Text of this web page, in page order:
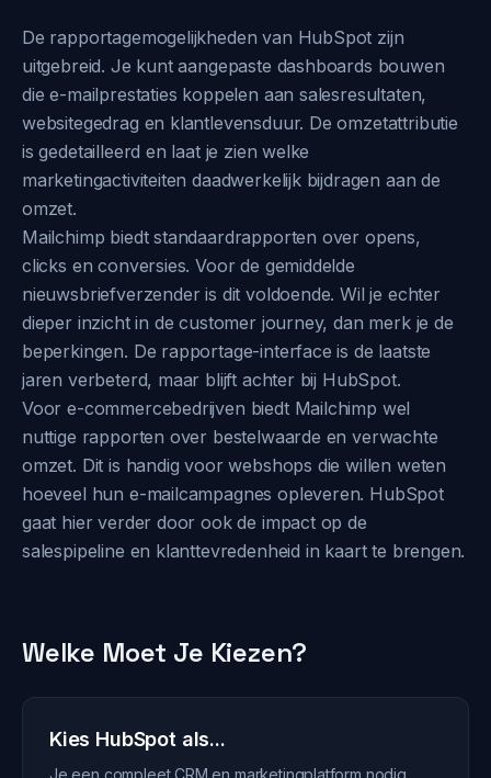
De rapportagemogelijkheden van HubSpot zijn
uitgebreid. Je kunt aangepaste dashboards bouwen
die e-mailprestaties koppelen aan salesresultaten,
websitegedrag en klantlevensduur. De omzetattributie
is gedetailleerd en laat je zien welke
marketingactiviteiten daadwerkelijk bijdragen aan de
omzet.
Mailchimp biedt standaardrapporten over opens,
clicks en conversies. Voor de gemiddelde
nieuwsbriefverzender is dit voldoende. Wil je echter
dieper inzicht in de customer journey, dan merk je de
beperkingen. De rapportage-interface is de laatste
jaren verbeterd, maar blijft achter bij HubSpot.
Voor e-commercebedrijven biedt Mailchimp wel
nuttige rapporten over bestelwaarde en verwachte
omzet. Dit is handig voor webshops die willen weten
hoeveel hun e-mailcampagnes opleveren. HubSpot
gaat hier verder door ook de impact op de
salespipeline en klanttevredenheid in kaart te brengen.
Welke Moet Je Kiezen?
Kies HubSpot als...
Je een compleet CRM en marketingplatform nodig